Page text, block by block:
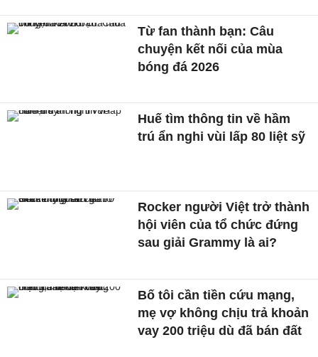
Từ fan thành bạn: Câu
chuyện kết nối của mùa
bóng đá 2026
Huế tìm thông tin về hầm
trú ẩn nghi vùi lấp 80 liệt sỹ
Rocker người Việt trở thành
hội viên của tổ chức đứng
sau giải Grammy là ai?
Bố tôi cần tiền cứu mạng,
mẹ vợ không chịu trả khoản
vay 200 triệu dù đã bán đất